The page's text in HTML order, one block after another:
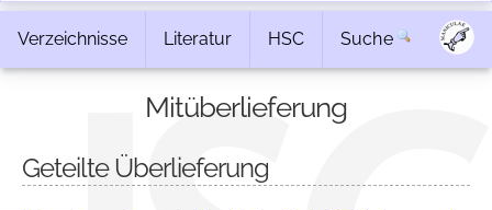
Verzeichnisse Literatur HSC Suche
Mitüberlieferung
Geteilte Überlieferung